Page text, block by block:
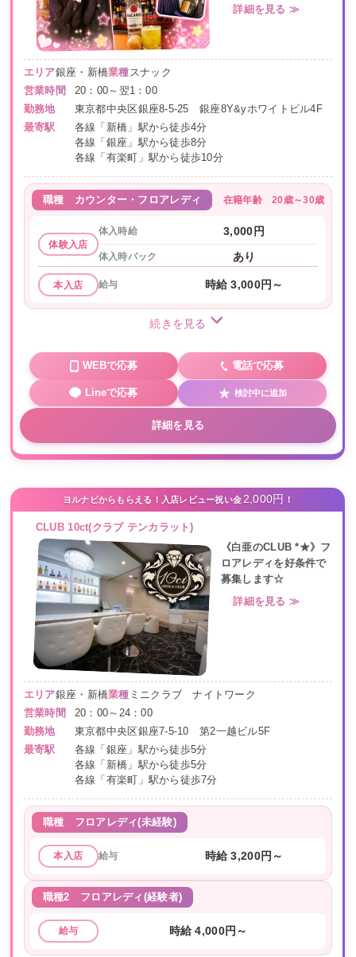
詳細を見る ≫
エリア銀座・新橋業種スナック
営業時間
20：00～翌1：00
勤務地
東京都中央区銀座8-5-25 銀座8Y&yホワイトビル4F
最寄駅
各線「新橋」駅から徒歩4分
各線「銀座」駅から徒歩8分
各線「有楽町」駅から徒歩10分
職種 カウンター・フロアレディ 在籍年齢20歳～30歳
体験入店
体入時給 3,000円
体入時バック あり
本入店 給与 時給 3,000円～
続きを見る
WEBで応募 電話で応募
Lineで応募 検討中に追加
詳細を見る
ヨルナビからもらえる！入店レビュー祝い金2,000円 ！
CLUB 10ct(クラブ テンカラット)
《白亜のCLUB *★》フ
ロアレディを好条件で
募集します☆
詳細を見る ≫
エリア銀座・新橋業種 ミニクラブ ナイトワーク
営業時間
20：00～24：00
勤務地
東京都中央区銀座7-5-10 第2一越ビル5F
最寄駅
各線「銀座」駅から徒歩5分
各線「新橋」駅から徒歩5分
各線「有楽町」駅から徒歩7分
職種 フロアレディ(未経験)
本入店 給与 時給 3,200円～
職種2 フロアレディ(経験者)
給与 時給 4,000円～